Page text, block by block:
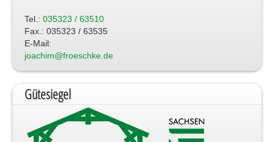
Tel.: 035323 / 63510
Fax.: 035323 / 63535
E-Mail:
joachim@froeschke.de
Gütesiegel